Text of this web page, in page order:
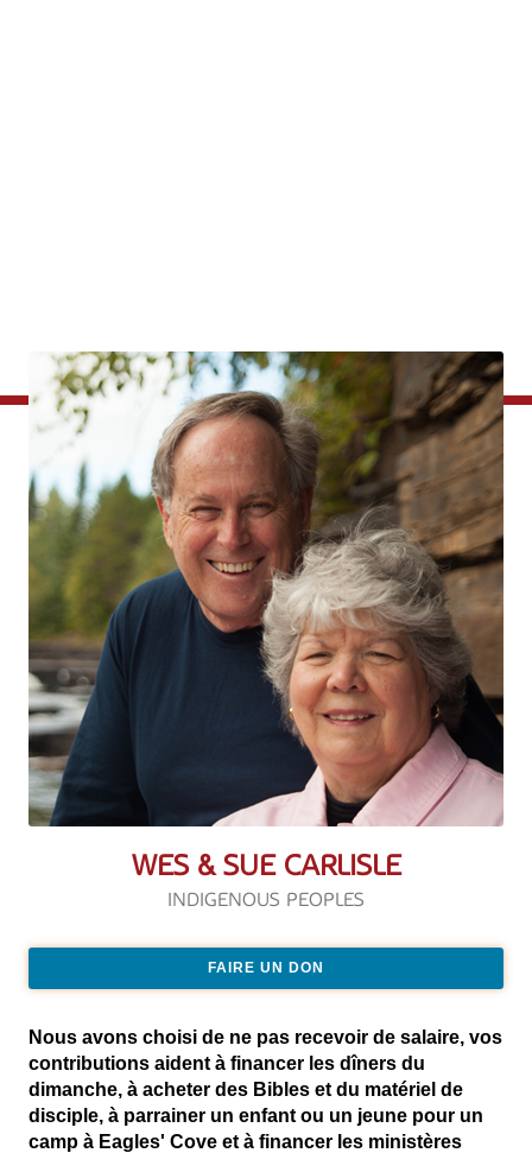
WES & SUE CARLISLE
INDIGENOUS PEOPLES
FAIRE UN DON
Nous avons choisi de ne pas recevoir de salaire, vos
contributions aident à financer les dîners du
dimanche, à acheter des Bibles et du matériel de
disciple, à parrainer un enfant ou un jeune pour un
camp à Eagles' Cove et à financer les ministères